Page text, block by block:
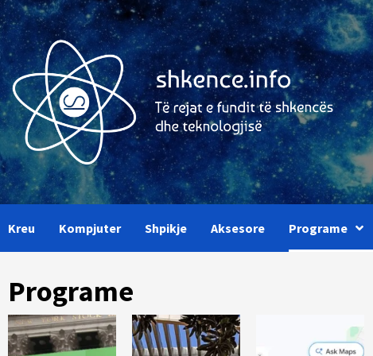
Skip
to
content
Kreu Kompjuter Shpikje Aksesore Programe
Programe